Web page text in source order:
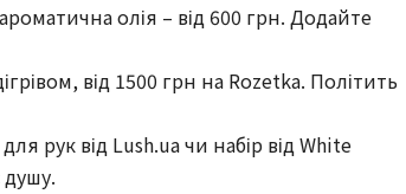
олія – від 600 грн. Додайте
від 1500 грн на Rozetka. Політить
рук від Lush.ua чи набір від White